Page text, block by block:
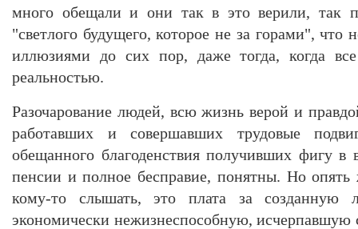
много обещали и они так в это верили, так
"светлого будущего, которое не за горами", что
иллюзиями до сих пор, даже тогда, когда
реальностью.
Разочарование людей, всю жизнь верой и
работавших и совершавших трудовые
обещанного благоденствия получивших фигу в
пенсии и полное бесправие, понятны. Но
кому-то слышать, это плата за созданную
экономически нежизнеспособную, исчерпавшую